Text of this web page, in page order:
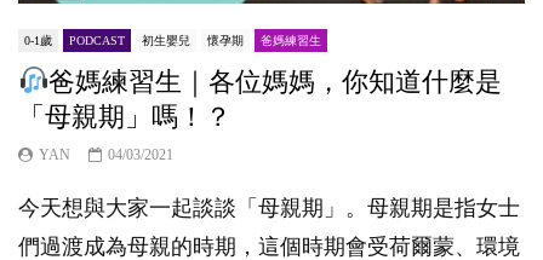
0-1歲 PODCAST 初生嬰兒 懷孕期 爸媽練習生
爸媽練習生｜各位媽媽，你知道什麼是
「母親期」嗎！？
YAN 04/03/2021
今天想與大家一起談談「母親期​」。母親期是指女士
們過渡成為母親的時期，這個時期會受荷爾蒙、環境